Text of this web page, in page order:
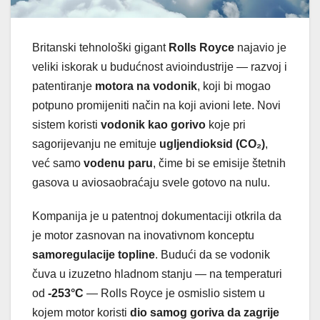
Britanski tehnološki gigant Rolls Royce najavio je
veliki iskorak u budućnost avioindustrije — razvoj i
patentiranje motora na vodonik, koji bi mogao
potpuno promijeniti način na koji avioni lete. Novi
sistem koristi vodonik kao gorivo koje pri
sagorijevanju ne emituje ugljendioksid (CO₂),
već samo vodenu paru, čime bi se emisije štetnih
gasova u aviosaobraćaju svele gotovo na nulu.
Kompanija je u patentnoj dokumentaciji otkrila da
je motor zasnovan na inovativnom konceptu
samoregulacije topline. Budući da se vodonik
čuva u izuzetno hladnom stanju — na temperaturi
od -253°C — Rolls Royce je osmislio sistem u
kojem motor koristi dio samog goriva da zagrije